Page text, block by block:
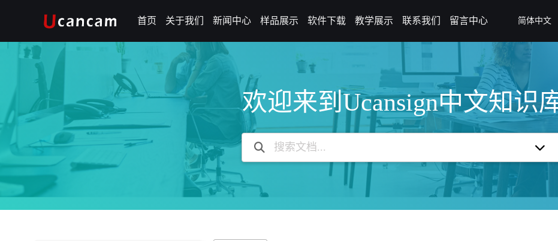
首页 关于我们 新闻中心 样品展示 软件下载 教学展示 联系我们 留言中心 简体中文
欢迎来到Ucansign中文知识